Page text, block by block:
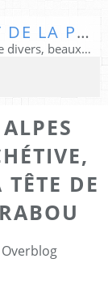
LE MONDE DE LA PHILO ET DE LA POÉSIE
Extraits de livres lus, poèmes perso, poème divers, beaux textes...
DE